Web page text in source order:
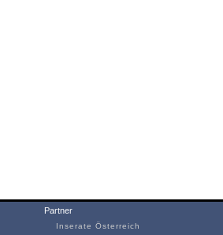
Partner
Inserate Österreich